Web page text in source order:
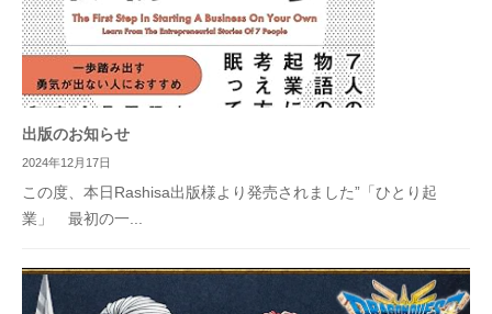
出版のお知らせ
2024年12月17日
この度、本日Rashisa出版様より発売されました”「ひとり起
業」 最初の一...